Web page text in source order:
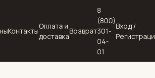
Контакты
Оплата и
доставка
Возврат
8
(800)
301-
04-
01
Вход /